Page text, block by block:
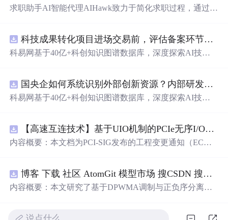
求职助手AI智能代理AIHawk致力于简化求职过程，通过自
科技成果转化项目进场交易前，评估备案环节需要准备哪些材料？.docx
科易网基于40亿+科创知识图谱数据库，深度探索AI技术
新领域的AI+数智化解决方案，推动科技创新与产业创新
智能化发展。
国央企如何系统识别外部创新资源？内部研发体系完善，但对外部高校、中小科技企业技术能力缺乏动态认知。.docx
科易网基于40亿+科创知识图谱数据库，深度探索AI技术
新领域的AI+数智化解决方案，推动科技创新与产业创新
智能化发展。
【高速互连技术】基于UIO机制的PCIe无序I/O扩展：多路径架构下内存请求的高性能传输与排序控制方案设计
内容概要：本文档为PCI-SIG发布的工程变更通知（EC
规则对多路径拓扑和高性能IO系统的限制。UIO基于Flit模
式，定义了一套新的TLP（事务层包）类型和规则，允许
细说明了UIO
博客 下载 社区 AtomGit 模型市场 搜CSDN 搜索 AI 搜索 会员中心 创作中心 基于DPWMA调制与正负序分离的ANPC三电平并网逆变器前馈控制策略研究（Simulink仿真实现）
内容概要：本文研究了基于DPWMA调制与正负序分离的
说点什么…